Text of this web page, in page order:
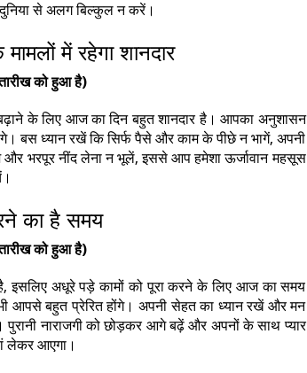
से अलग बिल्कुल न करें।
में रहेगा शानदार
को हुआ है)
के लिए आज का दिन बहुत शानदार है। आपका अनुशासन
बस ध्यान रखें कि सिर्फ पैसे और काम के पीछे न भागें, अपनी
और भरपूर नींद लेना न भूलें, इससे आप हमेशा ऊर्जावान महसूस
का है समय
को हुआ है)
अधूरे पड़े कामों को पूरा करने के लिए आज का समय
आपसे बहुत प्रेरित होंगे। अपनी सेहत का ध्यान रखें और मन
नाराजगी को छोड़कर आगे बढ़ें और अपनों के साथ प्यार
लेकर आएगा।